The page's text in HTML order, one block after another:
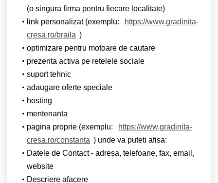
(o singura firma pentru fiecare localitate)
link personalizat (exemplu:
https://www.gradinita-
cresa.ro/braila )
optimizare pentru motoare de cautare
prezenta activa pe retelele sociale
suport tehnic
adaugare oferte speciale
hosting
mentenanta
pagina proprie (exemplu:
https://www.gradinita-
cresa.ro/constanta ) unde va puteti afisa:
Datele de Contact - adresa, telefoane, fax, email,
website
Descriere afacere